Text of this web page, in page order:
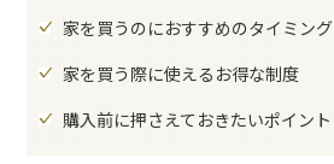
家を買うのにおすすめのタイミング
家を買う際に使えるお得な制度
購入前に押さえておきたいポイント